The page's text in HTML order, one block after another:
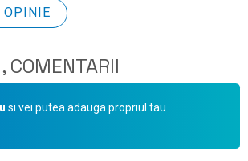
OPINIE
COMENTARII
si vei putea adauga propriul tau